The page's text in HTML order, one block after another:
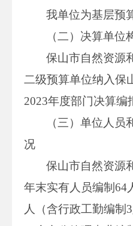
我单位为基层预
（二）决算单位
保山市自然资源
二级预算单位纳入保
2023年度部门决算编
（三）单位人
况
保山市自然资源
年末实有人员编制64
人（含行政工勤编制